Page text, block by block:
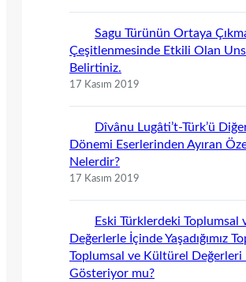
Sagu Türünün Ortaya
Çeşitlenmesinde Etkili Olan
Belirtiniz.
17 Kasım 2019
Dîvânu Lugâti’t-Türk’ü
Dönemi Eserlerinden Ayıran
Nelerdir?
17 Kasım 2019
Eski Türklerdeki Toplumsal
Değerlerle İçinde Yaşadığımız
Toplumsal ve Kültürel Değerleri
Gösteriyor mu?